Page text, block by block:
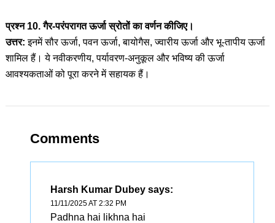
प्रश्न 10. गैर-परंपरागत ऊर्जा स्रोतों का वर्णन कीजिए।
उत्तर: इनमें सौर ऊर्जा, पवन ऊर्जा, बायोगैस, ज्वारीय ऊर्जा और भू-तापीय ऊर्जा
शामिल हैं। ये नवीकरणीय, पर्यावरण-अनुकूल और भविष्य की ऊर्जा
आवश्यकताओं को पूरा करने में सहायक हैं।
Comments
Harsh Kumar Dubey says:
11/11/2025 AT 2:32 PM
Padhna hai likhna hai